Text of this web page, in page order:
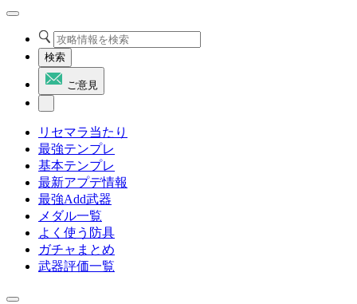
検索
ご意見
リセマラ当たり
最強テンプレ
基本テンプレ
最新アプデ情報
最強Add武器
メダル一覧
よく使う防具
ガチャまとめ
武器評価一覧